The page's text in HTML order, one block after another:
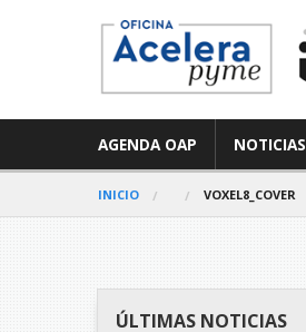
AGENDA OAP NOTICIAS
INICIO VOXEL8_COVER
ÚLTIMAS NOTICIAS